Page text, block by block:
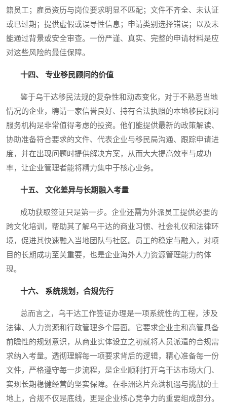
籍员工；雇员资历与岗位要求明显不匹配；文件不齐全、未认证
或已过期；提供虚假或误导性信息；申请类别选择错误；以及未
能通过背景或安全审查。一份严谨、真实、完整的申请材料是应
对这些风险的最佳保障。
十四、 专业移民顾问的价值
鉴于乌干达移民法规的复杂性和动态变化，对于不熟悉当地
情况的企业，聘请一家信誉良好、持有合法执照的本地移民顾问
服务机构是非常值得考虑的投资。他们能提供最新的政策解读、
协助准备符合要求的文件、代表企业与移民局沟通、跟踪申请进
度，并在出现问题时提供解决方案，从而大大提高效率与成功
率，让企业管理者能将精力集中于核心业务。
十五、 文化差异与长期融入考量
成功获取签证只是第一步。企业还需为外派员工提供必要的
跨文化培训，帮助其了解乌干达的商业习惯、社会礼仪和法律环
境，促进其快速融入当地团队与社区。员工的稳定与融入，对项
目的长期成功至关重要，也是企业海外人力资源管理能力的体
现。
十六、 系统规划，合规先行
总而言之，乌干达工作签证办理是一项系统性的工程，涉及
法律、人力资源和行政管理多个层面。它要求企业主和高管具备
前瞻性的规划意识，从商业实体设立之初就将人员派遣的合规需
求纳入考量。透彻理解每一项要求背后的逻辑，精心准备每一份
文件，严格遵守每一步流程，是企业顺利打开乌干达市场大门、
实现长期稳健经营的坚实保障。在非洲这片充满机遇与挑战的土
地上，合规不仅是底线，更是企业核心竞争力的重要组成部分。